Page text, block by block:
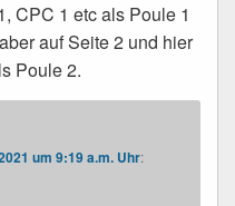
CPC 1 etc als Poule 1
auf Seite 2 und hier
Poule 2.
um 9:19 a.m. Uhr: